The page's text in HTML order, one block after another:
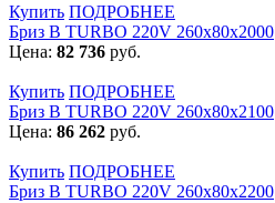
Купить ПОДРОБНЕЕ
Бриз В TURBO 220V 260х80х2000
Цена: 82 736 руб.
Купить ПОДРОБНЕЕ
Бриз В TURBO 220V 260х80х2100
Цена: 86 262 руб.
Купить ПОДРОБНЕЕ
Бриз В TURBO 220V 260х80х2200